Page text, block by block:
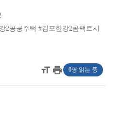
2공공주택 #김포한강2콤팩트시
format_sizeprint 0명 읽는 중